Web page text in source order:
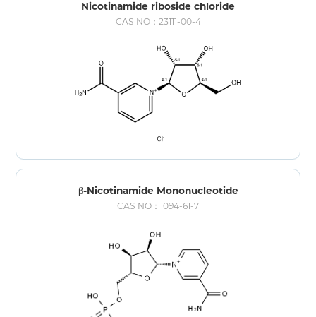
Nicotinamide riboside chloride
CAS NO：23111-00-4
β-Nicotinamide Mononucleotide
CAS NO：1094-61-7